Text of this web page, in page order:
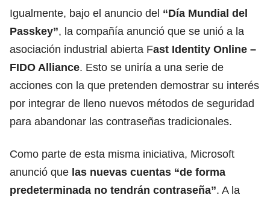
Igualmente, bajo el anuncio del “Día Mundial del
Passkey”, la compañía anunció que se unió a la
asociación industrial abierta Fast Identity Online –
FIDO Alliance. Esto se uniría a una serie de
acciones con la que pretenden demostrar su interés
por integrar de lleno nuevos métodos de seguridad
para abandonar las contraseñas tradicionales.
Como parte de esta misma iniciativa, Microsoft
anunció que las nuevas cuentas “de forma
predeterminada no tendrán contraseña”. A la